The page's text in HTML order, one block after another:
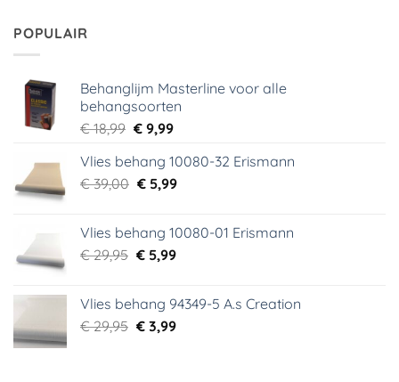
POPULAIR
Behanglijm Masterline voor alle
behangsoorten
€18,99 Oorspronkelijke
was:
€ 18,99.
€9,99Huidige
is:
€ 9,99.
Vlies behang 10080-32 Erismann
€39,00 Oorspronkelijke
€ 39,00.
€5,99Huidige
€ 5,99.
Vlies behang 10080-01 Erismann
€29,95 Oorspronkelijke
€ 29,95.
€5,99Huidige
€ 5,99.
Vlies behang 94349-5 A.s Creation
€29,95 Oorspronkelijke
€3,99Huidige